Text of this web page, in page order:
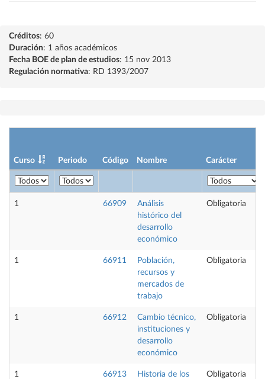
Créditos: 60
Duración: 1 años académicos
Fecha BOE de plan de estudios: 15 nov 2013
Regulación normativa: RD 1393/2007
Curso Periodo Código Nombre Carácter
1 66909
Análisis
histórico del
desarrollo
económico
Obligatoria
1 66911
Población,
recursos y
mercados de
trabajo
Obligatoria
1 66912
Cambio técnico,
instituciones y
desarrollo
económico
Obligatoria
1 66913
Historia de los
Obligatoria